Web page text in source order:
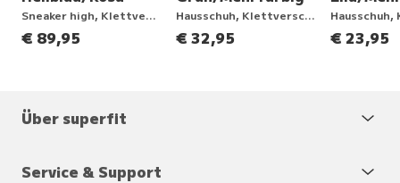
Sneaker high, Klettverschluss
€ 89,95
Hausschuh, Klettverschluss
€ 32,95
€ 23,95
Über superfit
Service & Support